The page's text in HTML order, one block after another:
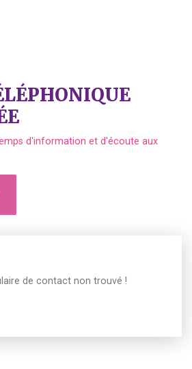
d'information et d'écoute aux
de contact non trouvé !